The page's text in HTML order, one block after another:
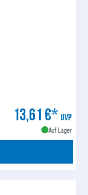
13,61 €* UVP
Auf Lager